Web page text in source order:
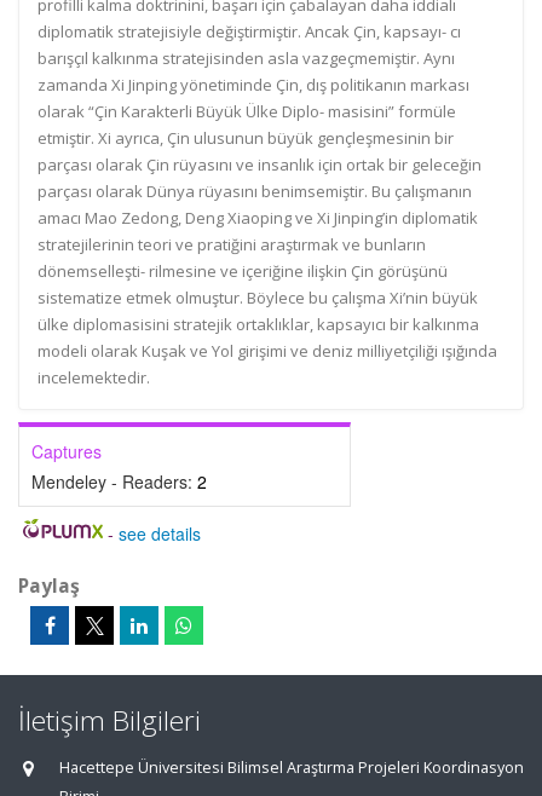
profilli kalma doktrinini, başarı için çabalayan daha iddialı
diplomatik stratejisiyle değiştirmiştir. Ancak Çin, kapsayı- cı
barışçıl kalkınma stratejisinden asla vazgeçmemiştir. Aynı
zamanda Xi Jinping yönetiminde Çin, dış politikanın markası
olarak “Çin Karakterli Büyük Ülke Diplo- masisini” formüle
etmiştir. Xi ayrıca, Çin ulusunun büyük gençleşmesinin bir
parçası olarak Çin rüyasını ve insanlık için ortak bir geleceğin
parçası olarak Dünya rüyasını benimsemiştir. Bu çalışmanın
amacı Mao Zedong, Deng Xiaoping ve Xi Jinping’in diplomatik
stratejilerinin teori ve pratiğini araştırmak ve bunların
dönemselleşti- rilmesine ve içeriğine ilişkin Çin görüşünü
sistematize etmek olmuştur. Böylece bu çalışma Xi’nin büyük
ülke diplomasisini stratejik ortaklıklar, kapsayıcı bir kalkınma
modeli olarak Kuşak ve Yol girişimi ve deniz milliyetçiliği ışığında
incelemektedir.
Captures
Mendeley - Readers: 2
- see details
Paylaş
İletişim Bilgileri
Hacettepe Üniversitesi Bilimsel Araştırma Projeleri Koordinasyon